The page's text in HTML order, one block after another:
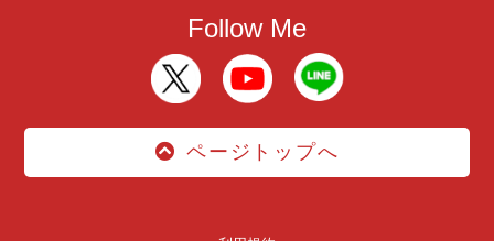
Follow Me
ページトップへ